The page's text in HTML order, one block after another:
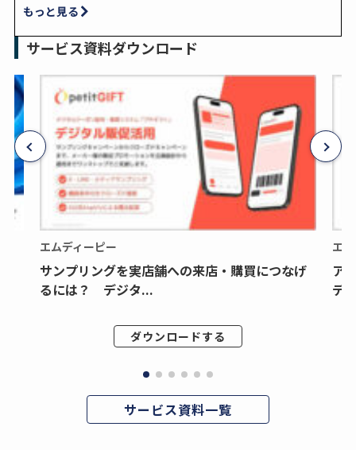
もっと見る
サービス資料ダウンロード
エムディーピー
サンプリングを実店舗への来店・購買につなげ
るには？ デジタ...
ダウンロードする
エ
ア
デ
サービス資料一覧